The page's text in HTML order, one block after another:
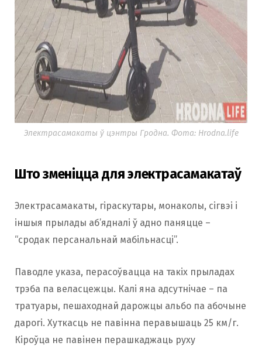
Электрасамакаты ў цэнтры Гродна. Фота: Hrodna.life
Што зменіцца для электрасамакатаў
Электрасамакаты, гіраскутары, монаколы, сігвэі і
іншыя прылады аб’ядналі ў адно паняцце –
“cродак персанальнай мабільнасці”.
Паводле указа, перасоўвацца на такіх прыладах
трэба па веласцежцы. Калі яна адсутнічае – па
тратуары, пешаходнай дарожцы альбо па абочыне
дарогі. Хуткасць не павінна перавышаць 25 км/г.
Кіроўца не павінен перашкаджаць руху